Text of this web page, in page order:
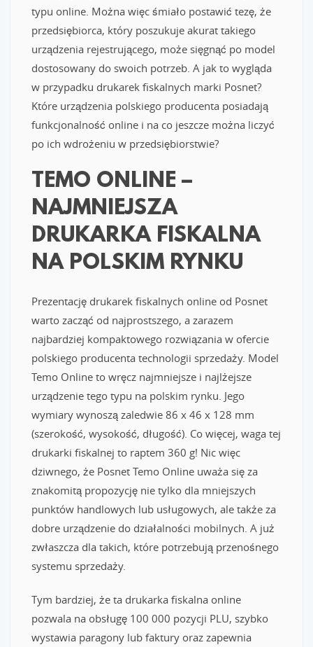
typu online. Można więc śmiało postawić tezę, że
przedsiębiorca, który poszukuje akurat takiego
urządzenia rejestrującego, może sięgnąć po model
dostosowany do swoich potrzeb. A jak to wygląda
w przypadku drukarek fiskalnych marki Posnet?
Które urządzenia polskiego producenta posiadają
funkcjonalność online i na co jeszcze można liczyć
po ich wdrożeniu w przedsiębiorstwie?
TEMO ONLINE –
NAJMNIEJSZA
DRUKARKA FISKALNA
NA POLSKIM RYNKU
Prezentację drukarek fiskalnych online od Posnet
warto zacząć od najprostszego, a zarazem
najbardziej kompaktowego rozwiązania w ofercie
polskiego producenta technologii sprzedaży. Model
Temo Online to wręcz najmniejsze i najlżejsze
urządzenie tego typu na polskim rynku. Jego
wymiary wynoszą zaledwie 86 x 46 x 128 mm
(szerokość, wysokość, długość). Co więcej, waga tej
drukarki fiskalnej to raptem 360 g! Nic więc
dziwnego, że Posnet Temo Online uważa się za
znakomitą propozycję nie tylko dla mniejszych
punktów handlowych lub usługowych, ale także za
dobre urządzenie do działalności mobilnych. A już
zwłaszcza dla takich, które potrzebują przenośnego
systemu sprzedaży.
Tym bardziej, że ta drukarka fiskalna online
pozwala na obsługę 100 000 pozycji PLU, szybko
wystawia paragony lub faktury oraz zapewnia